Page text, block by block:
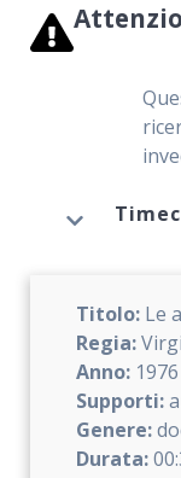
Titolo: Le
Regia:
Anno: 1976
Supporti:
Genere:
Durata: